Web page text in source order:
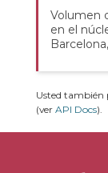
Volumen
en el
Usted también
(ver API Docs).